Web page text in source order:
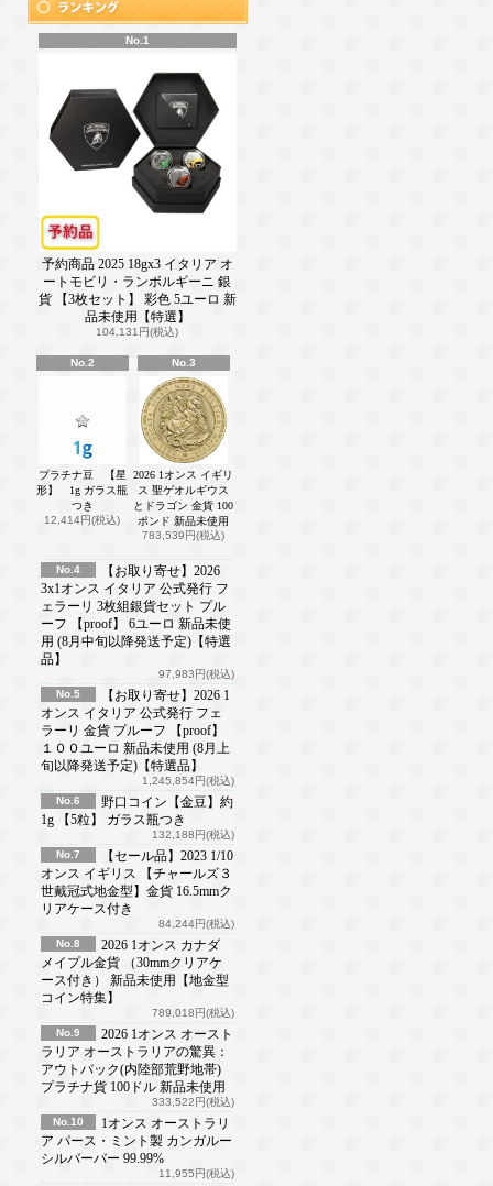
No.1
予約商品 2025 18gx3 イタリア オ
ートモビリ・ランボルギーニ 銀
貨 【3枚セット】 彩色 5ユーロ 新
品未使用【特選】
104,131円(税込)
No.2
プラチナ豆 【星
形】 1g ガラス瓶
つき
12,414円(税込)
No.3
2026 1オンス イギリ
ス 聖ゲオルギウス
とドラゴン 金貨 100
ポンド 新品未使用
783,539円(税込)
No.4
【お取り寄せ】2026
3x1オンス イタリア 公式発行 フ
ェラーリ 3枚組銀貨セット プル
ーフ 【proof】 6ユーロ 新品未使
用 (8月中旬以降発送予定)【特選
品】
97,983円(税込)
No.5
【お取り寄せ】2026 1
オンス イタリア 公式発行 フェ
ラーリ 金貨 プルーフ 【proof】
１００ユーロ 新品未使用 (8月上
旬以降発送予定)【特選品】
1,245,854円(税込)
No.6
野口コイン【金豆】約
1g 【5粒】 ガラス瓶つき
132,188円(税込)
No.7
【セール品】2023 1/10
オンス イギリス 【チャールズ３
世戴冠式地金型】金貨 16.5mmク
リアケース付き
84,244円(税込)
No.8
2026 1オンス カナダ
メイプル金貨 （30mmクリアケ
ース付き） 新品未使用【地金型
コイン特集】
789,018円(税込)
No.9
2026 1オンス オースト
ラリア オーストラリアの驚異：
アウトバック(内陸部荒野地帯)
プラチナ貨 100ドル 新品未使用
333,522円(税込)
No.10
1オンス オーストラリ
ア パース・ミント製 カンガルー
シルバーバー 99.99%
11,955円(税込)